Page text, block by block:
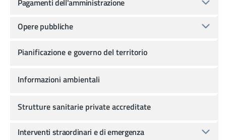
Opere pubbliche
Pianificazione e governo del territorio
Informazioni ambientali
Strutture sanitarie private accreditate
Interventi straordinari e di emergenza